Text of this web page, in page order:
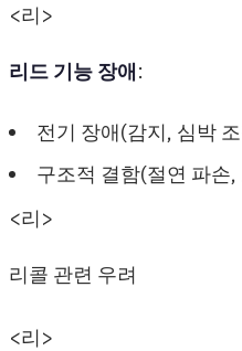
<리>
리드 기능 장애:
전기 장애(감지, 심박
구조적 결함(절연 파손,
<리>
리콜 관련 우려
<리>